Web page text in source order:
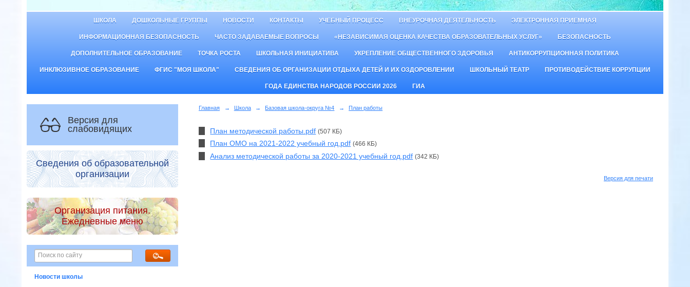
ШКОЛА ДОШКОЛЬНЫЕ ГРУППЫ НОВОСТИ КОНТАКТЫ УЧЕБНЫЙ ПРОЦЕСС ВНЕУРОЧНАЯ ДЕЯТЕЛЬНОСТЬ ЭЛЕКТРОННАЯ ПРИЕМНАЯ
ИНФОРМАЦИОННАЯ БЕЗОПАСНОСТЬ ЧАСТО ЗАДАВАЕМЫЕ ВОПРОСЫ «НЕЗАВИСИМАЯ ОЦЕНКА КАЧЕСТВА ОБРАЗОВАТЕЛЬНЫХ УСЛУГ» БЕЗОПАСНОСТЬ
ДОПОЛНИТЕЛЬНОЕ ОБРАЗОВАНИЕ ТОЧКА РОСТА ШКОЛЬНАЯ ИНИЦИАТИВА УКРЕПЛЕНИЕ ОБЩЕСТВЕННОГО ЗДОРОВЬЯ АНТИКОРРУПЦИОННАЯ ПОЛИТИКА
ИНКЛЮЗИВНОЕ ОБРАЗОВАНИЕ ФГИС "МОЯ ШКОЛА" СВЕДЕНИЯ ОБ ОРГАНИЗАЦИИ ОТДЫХА ДЕТЕЙ И ИХ ОЗДОРОВЛЕНИИ ШКОЛЬНЫЙ ТЕАТР ПРОТИВОДЕЙСТВИЕ КОРРУПЦИИ
ГОДА ЕДИНСТВА НАРОДОВ РОССИИ 2026 ГИА
Версия для
слабовидящих
Сведения об образовательной
организации
Организация питания.
Ежедневные меню
Новости школы
Главная → Школа → Базовая школа-округа №4 → План работы
План методической работы.pdf (507 КБ)
План ОМО на 2021-2022 учебный год.pdf (466 КБ)
Анализ методической работы за 2020-2021 учебный год.pdf (342 КБ)
Версия для печати